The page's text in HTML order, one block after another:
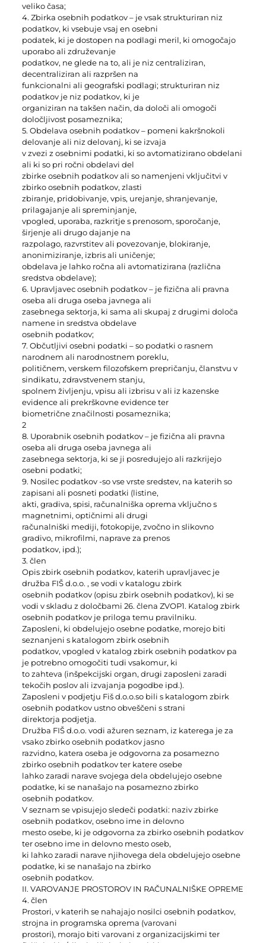
veliko časa;
4. Zbirka osebnih podatkov – je vsak strukturiran niz
podatkov, ki vsebuje vsaj en osebni
podatek, ki je dostopen na podlagi meril, ki omogočajo
uporabo ali združevanje
podatkov, ne glede na to, ali je niz centraliziran,
decentraliziran ali razpršen na
funkcionalni ali geografski podlagi; strukturiran niz
podatkov je niz podatkov, ki je
organiziran na takšen način, da določi ali omogoči
določljivost posameznika;
5. Obdelava osebnih podatkov – pomeni kakršnokoli
delovanje ali niz delovanj, ki se izvaja
v zvezi z osebnimi podatki, ki so avtomatizirano obdelani
ali ki so pri ročni obdelavi del
zbirke osebnih podatkov ali so namenjeni vključitvi v
zbirko osebnih podatkov, zlasti
zbiranje, pridobivanje, vpis, urejanje, shranjevanje,
prilagajanje ali spreminjanje,
vpogled, uporaba, razkritje s prenosom, sporočanje,
širjenje ali drugo dajanje na
razpolago, razvrstitev ali povezovanje, blokiranje,
anonimiziranje, izbris ali uničenje;
obdelava je lahko ročna ali avtomatizirana (različna
sredstva obdelave);
6. Upravljavec osebnih podatkov – je fizična ali pravna
oseba ali druga oseba javnega ali
zasebnega sektorja, ki sama ali skupaj z drugimi določa
namene in sredstva obdelave
osebnih podatkov;
7. Občutljivi osebni podatki – so podatki o rasnem
narodnem ali narodnostnem poreklu,
političnem, verskem filozofskem prepričanju, članstvu v
sindikatu, zdravstvenem stanju,
spolnem življenju, vpisu ali izbrisu v ali iz kazenske
evidence ali prekrškovne evidence ter
biometrične značilnosti posameznika;
2
8. Uporabnik osebnih podatkov – je fizična ali pravna
oseba ali druga oseba javnega ali
zasebnega sektorja, ki se ji posredujejo ali razkrijejo
osebni podatki;
9. Nosilec podatkov -so vse vrste sredstev, na katerih so
zapisani ali posneti podatki (listine,
akti, gradiva, spisi, računalniška oprema vključno s
magnetnimi, optičnimi ali drugi
računalniški mediji, fotokopije, zvočno in slikovno
gradivo, mikrofilmi, naprave za prenos
podatkov, ipd.);
3. člen
Opis zbirk osebnih podatkov, katerih upravljavec je
družba FIŠ d.o.o. , se vodi v katalogu zbirk
osebnih podatkov (opisu zbirk osebnih podatkov), ki se
vodi v skladu z določbami 26. člena ZVOP1. Katalog zbirk
osebnih podatkov je priloga temu pravilniku.
Zaposleni, ki obdelujejo osebne podatke, morejo biti
seznanjeni s katalogom zbirk osebnih
podatkov, vpogled v katalog zbirk osebnih podatkov pa
je potrebno omogočiti tudi vsakomur, ki
to zahteva (inšpekcijski organ, drugi zaposleni zaradi
tekočih poslov ali izvajanja pogodbe ipd.).
Zaposleni v podjetju Fiš d.o.o.so bili s katalogom zbirk
osebnih podatkov ustno obveščeni s strani
direktorja podjetja.
Družba FIŠ d.o.o. vodi ažuren seznam, iz katerega je za
vsako zbirko osebnih podatkov jasno
razvidno, katera oseba je odgovorna za posamezno
zbirko osebnih podatkov ter katere osebe
lahko zaradi narave svojega dela obdelujejo osebne
podatke, ki se nanašajo na posamezno zbirko
osebnih podatkov.
V seznam se vpisujejo sledeči podatki: naziv zbirke
osebnih podatkov, osebno ime in delovno
mesto osebe, ki je odgovorna za zbirko osebnih podatkov
ter osebno ime in delovno mesto oseb,
ki lahko zaradi narave njihovega dela obdelujejo osebne
podatke, ki se nanašajo na zbirko
osebnih podatkov.
II. VAROVANJE PROSTOROV IN RAČUNALNIŠKE OPREME
4. člen
Prostori, v katerih se nahajajo nosilci osebnih podatkov,
strojna in programska oprema (varovani
prostori), morajo biti varovani z organizacijskimi ter